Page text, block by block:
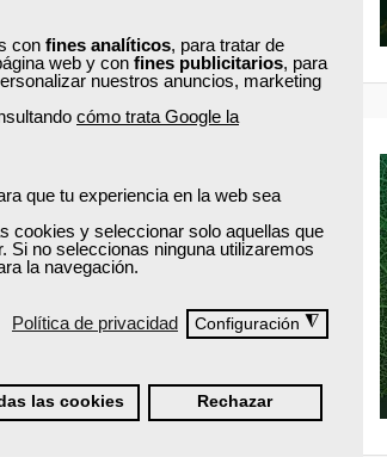
con fines analíticos, para tratar de
web y con fines publicitarios, para
nuestros anuncios, marketing
cómo trata Google la
que tu experiencia en la web sea
cookies y seleccionar solo aquellas que
Si no seleccionas ninguna utilizaremos
la navegación.
Política de privacidad Configuración ◮
las cookies Rechazar
almacén.